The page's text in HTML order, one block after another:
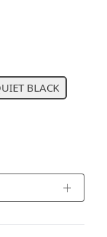
BLACK
＋